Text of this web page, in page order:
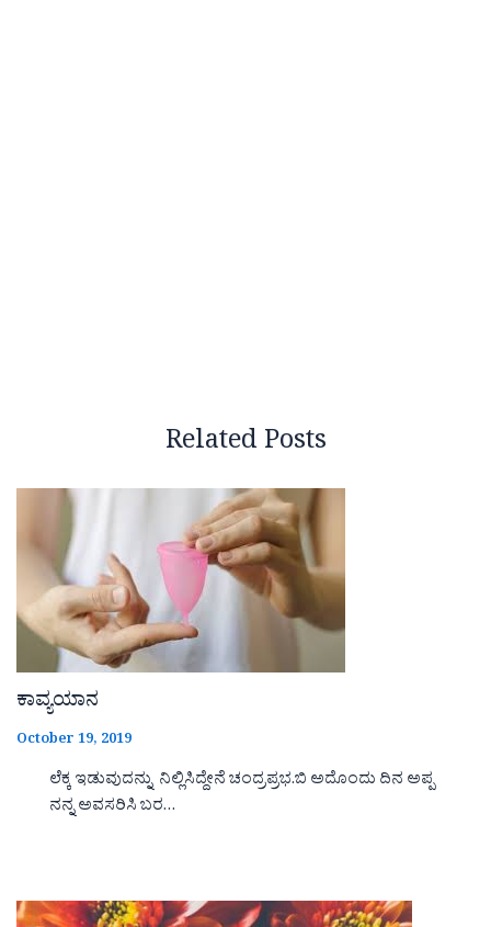
Related Posts
ಕಾವ್ಯಯಾನ
October 19, 2019
ಲೆಕ್ಕ ಇಡುವುದನ್ನು ನಿಲ್ಲಿಸಿದ್ದೇನೆ ಚಂದ್ರಪ್ರಭ.ಬಿ ಅದೊಂದು ದಿನ ಅಪ್ಪ
ನನ್ನ ಅವಸರಿಸಿ ಬರ…